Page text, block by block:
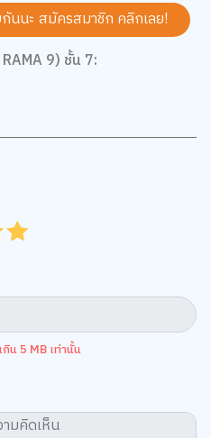
กันนะ สมัครสมาชิก คลิกเลย!
9) ชั้น 7:
4.5
4.0
น 5 MB เท่านั้น